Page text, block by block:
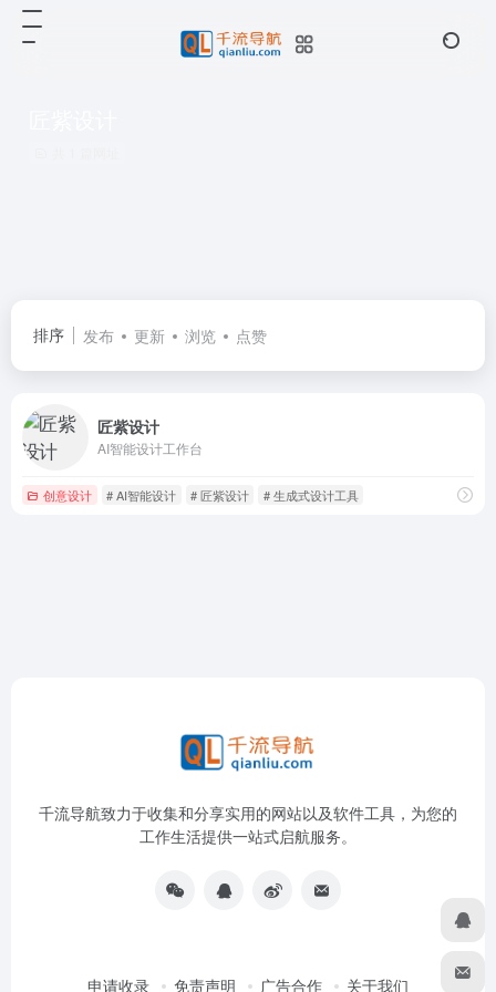
排序 发布 更新 浏览 点赞
匠紫设计
AI智能设计工作台
创意设计 # AI智能设计 # 匠紫设计 # 生成式设计工具
千流导航致力于收集和分享实用的网站以及软件工具，为您的
工作生活提供一站式启航服务。
申请收录 免责声明 广告合作 关于我们